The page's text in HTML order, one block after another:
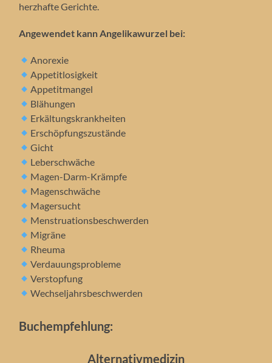
herzhafte Gerichte.
Angewendet kann Angelikawurzel bei:
Anorexie
Appetitlosigkeit
Appetitmangel
Blähungen
Erkältungskrankheiten
Erschöpfungszustände
Gicht
Leberschwäche
Magen-Darm-Krämpfe
Magenschwäche
Magersucht
Menstruationsbeschwerden
Migräne
Rheuma
Verdauungsprobleme
Verstopfung
Wechseljahrsbeschwerden
Buchempfehlung:
Alternativmedizin